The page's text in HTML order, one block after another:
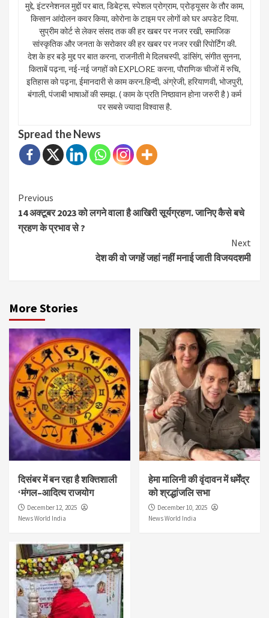
मुद्दे, इंटरनेशनल मुद्दों पर बात, डिबेट्स, स्पेशल प्रोग्राम, प्रोड्यूसर के तौर काम,
किसान आंदोलन कवर किया, कोरोना के टाइम पर लोगों को घर अपडेट दिया.
सुप्रीम कोर्ट से लेकर संसद तक की हर खबर पर नजर रखी, समाजिक
सांस्कृतिक और जनता के सरोकार की हर खबर पर नजर रखी रिपोर्टिंग की.
देश के हर बड़े मुद्द पर बात करना, राजनीती मे दिलचस्पी, डांसिंग, संगीत सुनना,
किताबें पढ़ना, नई-नई जगहों को EXPLORE करना, पौराणिक चीजों में रुचि,
इतिहास को पढ़ना, ईमानदारी से काम करन.हिन्दी, अंग्रेजी, हरियाणवी, भोजपुरी,
बंगाली, पंजाबी भाषाओं की समझ. ( काम के प्रति निष्ठावान होना जरुरी है ) कर्म
पर सबसे ज्यादा विश्वास है.
Spread the News
Continue
Reading
Previous
14 अक्टूबर 2023 को लगने वाला है आखिरी सूर्यग्रहण. जानिए कैसे बचे
ग्रहण के प्रभाव से ?
Next
देश की वो जगहें जहां नहीं मनाई जाती विजयदशमी
More Stories
दिसंबर में बन रहा है शक्तिशाली
‘मंगल–आदित्य राजयोग
December 12, 2025
News World India
हेमा मालिनी की वृंदावन में धर्मेंद्र
को श्रद्धांजलि सभा
December 10, 2025
News World India